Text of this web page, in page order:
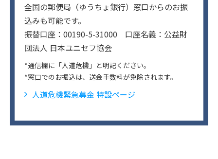
全国の郵便局（ゆうちょ銀行）窓口からのお振
込みも可能です。
振替口座：00190-5-31000 口座名義：公益財
団法人 日本ユニセフ協会
*通信欄に「人道危機」と明記ください。
*窓口でのお振込は、送金手数料が免除されます。
人道危機緊急募金 特設ページ